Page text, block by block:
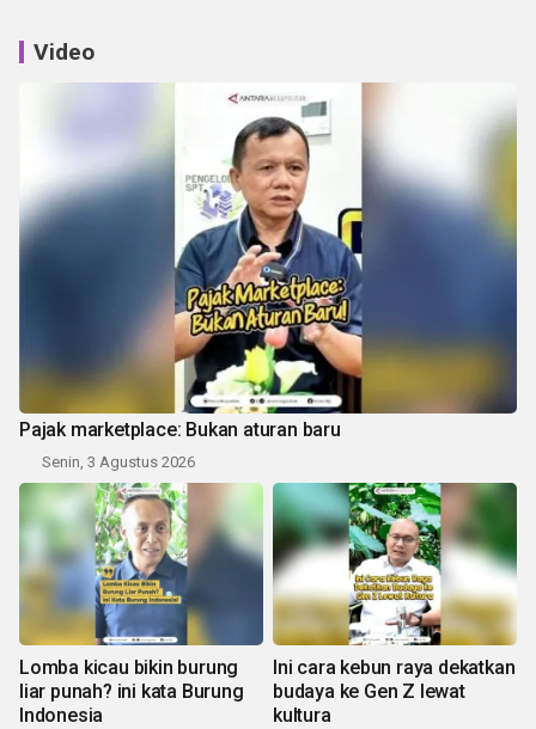
Video
Pajak marketplace: Bukan aturan baru
Senin, 3 Agustus 2026
Lomba kicau bikin burung
liar punah? ini kata Burung
Indonesia
Ini cara kebun raya dekatkan
budaya ke Gen Z lewat
kultura